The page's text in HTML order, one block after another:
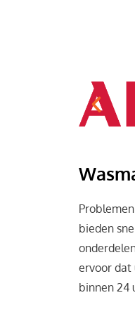
bieden
ervoor dat
binnen 24